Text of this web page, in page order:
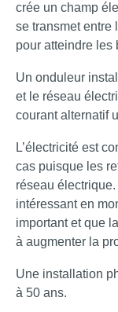
crée un champ
se transmet entre
pour atteindre les
Un onduleur
et le réseau
courant alternatif
L’électricité est
cas puisque les
réseau électrique.
intéressant en
important et que
à augmenter la
Une installation
à 50 ans.